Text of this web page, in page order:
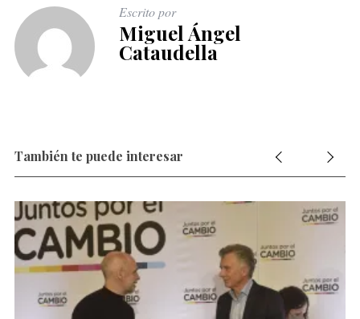
Escrito por
Miguel Ángel
Cataudella
También te puede interesar